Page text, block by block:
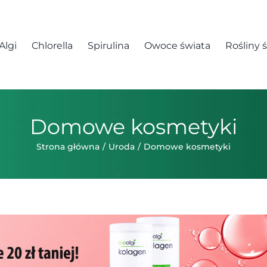
Chlorella Spirulina Owoce świata Rośliny
Domowe kosmetyki
Strona główna Uroda Domowe kosmetyki